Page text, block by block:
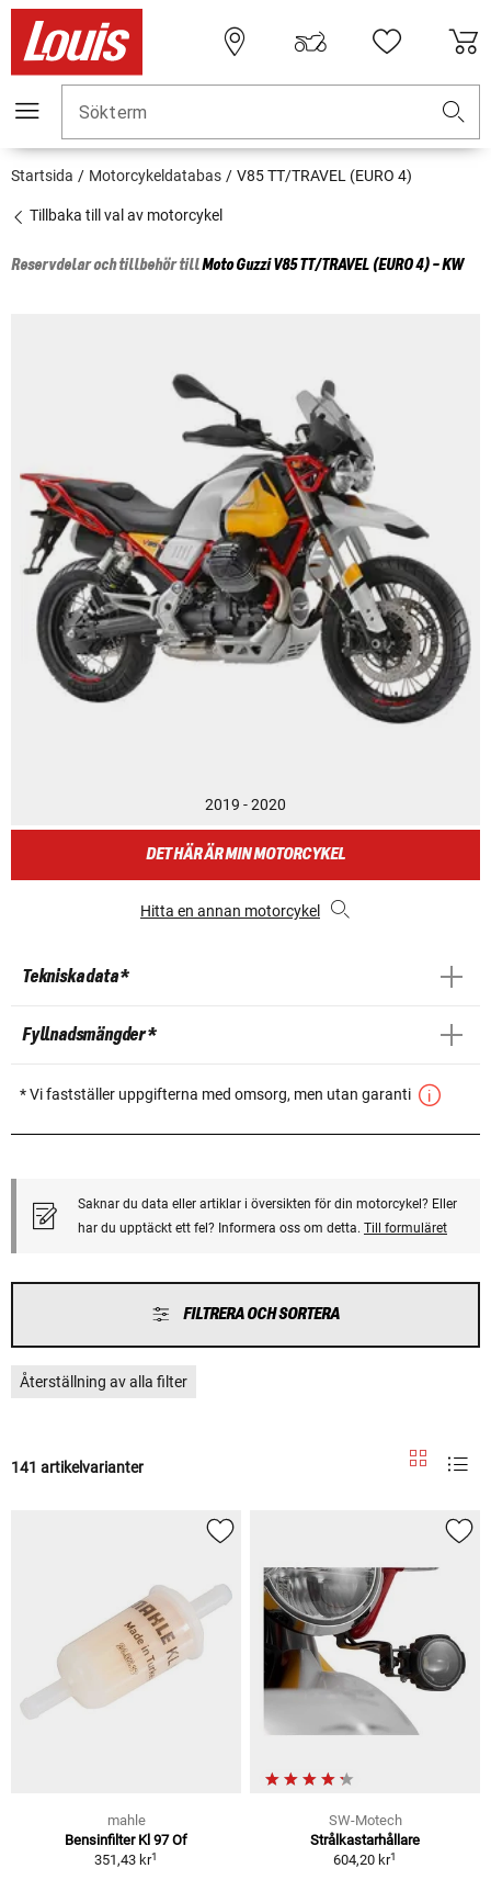
Sökterm
Startsida Motorcykeldatabas V85 TT/TRAVEL (EURO 4)
Tillbaka till val av motorcykel
Reservdelar och tillbehör tillMoto GuzziV85 TT/TRAVEL (EURO 4) - KW
2019 - 2020
DET HÄR ÄR MIN MOTORCYKEL
Hitta en annan motorcykel
Tekniska data *
Fyllnadsmängder *
* Vi fastställer uppgifterna med omsorg, men utan garanti
Saknar du data eller artiklar i översikten för din motorcykel? Eller
har du upptäckt ett fel? Informera oss om detta. Till formuläret
FILTRERA OCH SORTERA
Återställning av alla filter
141 artikelvarianter
mahle
Bensinfilter Kl 97 Of
351,43 kr1
SW-Motech
Strålkastarhållare
604,20 kr1